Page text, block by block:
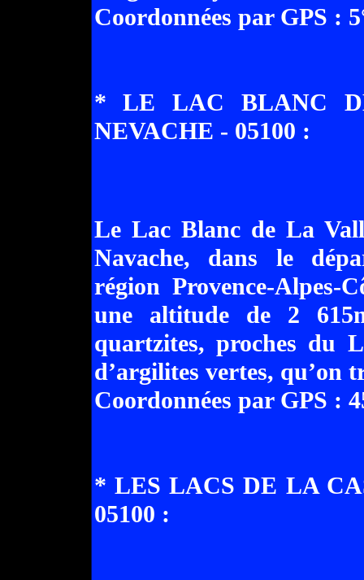
Coordonnées par GPS :
* LE LAC BLANC
NEVACHE - 05100 :
Le Lac Blanc de La
Navache, dans le
région Provence-
une altitude de 2
quartzites, proches du
d’argilites vertes, qu’on
Coordonnées par GPS :
* LES LACS DE LA
05100 :